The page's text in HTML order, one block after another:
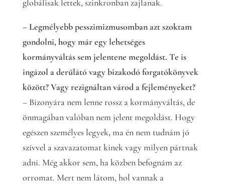
globálisak lettek, szinkronban zajlanak.
– Legmélyebb pesszimizmusomban azt szoktam
gondolni, hogy már egy lehetséges
kormányváltás sem jelentene megoldást. Te is
ingázol a derűlátó vagy bizakodó forgatókönyvek
között? Vagy rezignáltan várod a fejleményeket?
– Bizonyára nem lenne rossz a kormányváltás, de
önmagában valóban nem jelent megoldást. Hogy
egészen személyes legyek, ma én nem tudnám jó
szívvel a szavazatomat kinek vagy milyen pártnak
adni. Még akkor sem, ha közben befognám az
orromat. Mert nem látom, hol vannak a